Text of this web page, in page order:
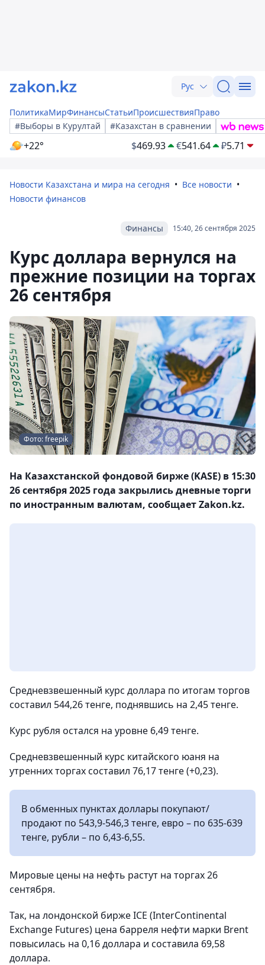
Рус
ПолитикаМирФинансыСтатьиПроисшествияПраво
#Выборы в Курултай
#Казахстан в сравнении
+22° $469.93 €541.64 ₽5.71
Новости Казахстана и мира на сегодня
Все новости
Новости финансов
15:40, 26 сентября 2025
Финансы
Курс доллара вернулся на
прежние позиции на торгах
26 сентября
Фото: freepik
На Казахстанской фондовой бирже (KASE) в 15:30
26 сентября 2025 года закрылись дневные торги
по иностранным валютам, сообщает Zakon.kz.
Средневзвешенный курс доллара по итогам торгов
составил 544,26 тенге, поднявшись на 2,45 тенге.
Курс рубля остался на уровне 6,49 тенге.
Средневзвешенный курс китайского юаня на
утренних торгах составил 76,17 тенге (+0,23).
В обменных пунктах доллары покупают/
продают по 543,9-546,3 тенге, евро – по 635-639
тенге, рубли – по 6,43-6,55.
Мировые цены на нефть растут на торгах 26
сентября.
Так, на лондонской бирже ICE (InterContinental
Exchange Futures) цена барреля нефти марки Brent
повысилась на 0,16 доллара и составила 69,58
доллара.